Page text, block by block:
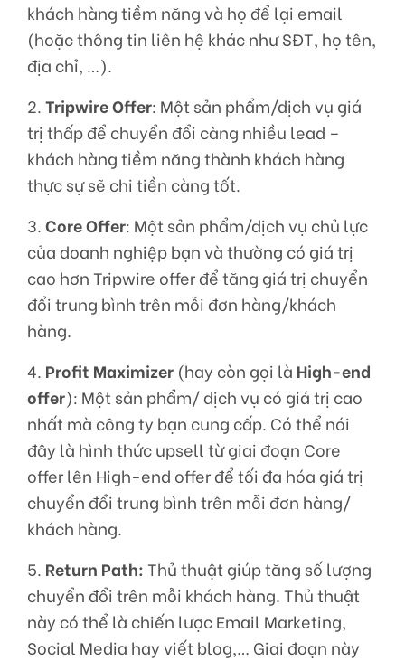
khách hàng tiềm năng và họ để lại email
(hoặc thông tin liên hệ khác như SĐT, họ tên,
địa chỉ, …).
2.Tripwire Offer: Một sản phẩm/dịch vụ giá
trị thấp để chuyển đổi càng nhiều lead –
khách hàng tiềm năng thành khách hàng
thực sự sẽ chi tiền càng tốt.
3.Core Offer: Một sản phẩm/dịch vụ chủ lực
của doanh nghiệp bạn và thường có giá trị
cao hơn Tripwire offer để tăng giá trị chuyển
đổi trung bình trên mỗi đơn hàng/khách
hàng.
4. Profit Maximizer (hay còn gọi là High-end
offer): Một sản phẩm/ dịch vụ có giá trị cao
nhất mà công ty bạn cung cấp. Có thể nói
đây là hình thức upsell từ giai đoạn Core
offer lên High-end offer để tối đa hóa giá trị
chuyển đổi trung bình trên mỗi đơn hàng/
khách hàng.
5. Return Path:Thủ thuật giúp tăng số lượng
chuyển đổi trên mỗi khách hàng. Thủ thuật
này có thể là chiến lược Email Marketing,
Social Media hay viết blog,… Giai đoạn này